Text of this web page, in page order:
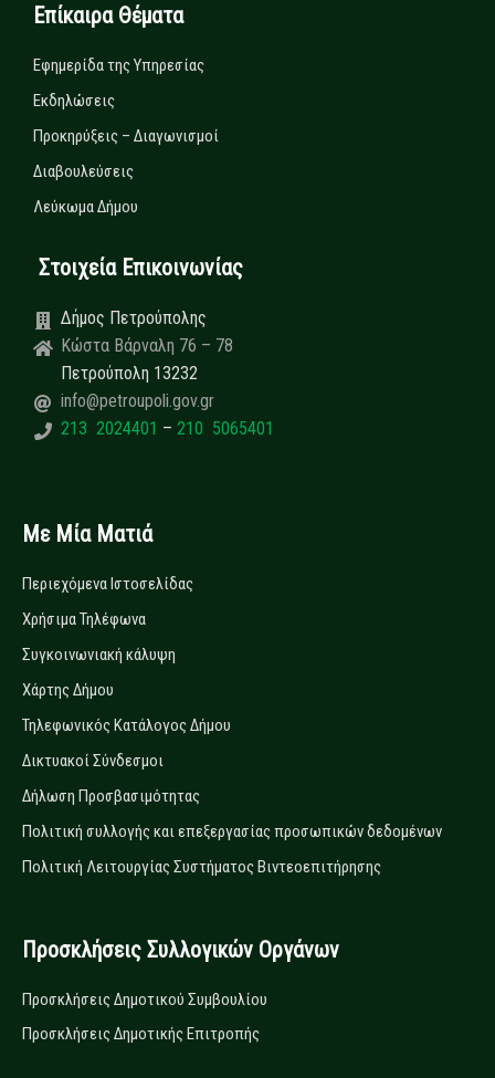
Επίκαιρα Θέματα
Εφημερίδα της Υπηρεσίας
Εκδηλώσεις
Προκηρύξεις – Διαγωνισμοί
Διαβουλεύσεις
Λεύκωμα Δήμου
Στοιχεία Επικοινωνίας
Δήμος Πετρούπολης
Κώστα Βάρναλη 76 – 78
Πετρούπολη 13232
info@petroupoli.gov.gr
213 2024401 – 210 5065401
Με Μία Ματιά
Περιεχόμενα Ιστοσελίδας
Χρήσιμα Τηλέφωνα
Συγκοινωνιακή κάλυψη
Χάρτης Δήμου
Τηλεφωνικός Κατάλογος Δήμου
Δικτυακοί Σύνδεσμοι
Δήλωση Προσβασιμότητας
Πολιτική συλλογής και επεξεργασίας προσωπικών δεδομένων
Πολιτική Λειτουργίας Συστήματος Βιντεοεπιτήρησης
Προσκλήσεις Συλλογικών Οργάνων
Προσκλήσεις Δημοτικού Συμβουλίου
Προσκλήσεις Δημοτικής Επιτροπής